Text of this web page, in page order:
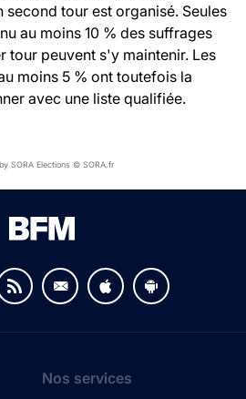
second tour est organisé. Seules
au moins 10 % des suffrages
tour peuvent s'y maintenir. Les
moins 5 % ont toutefois la
avec une liste qualifiée.
SORA Elections © SORA.fr
Nos services